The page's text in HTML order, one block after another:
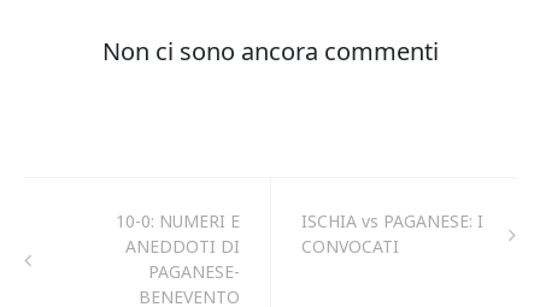
10-0: NUMERI E
ANEDDOTI DI
PAGANESE-
BENEVENTO
ISCHIA vs PAGANESE: I
CONVOCATI